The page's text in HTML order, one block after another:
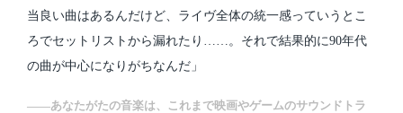
当良い曲はあるんだけど、ライヴ全体の統一感っていうとこ
ろでセットリストから漏れたり……。それで結果的に90年代
の曲が中心になりがちなんだ」
――あなたがたの音楽は、これまで映画やゲームのサウンドトラ